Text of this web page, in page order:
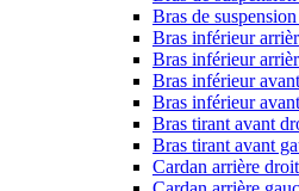
Bras de
Bras inférieur
Bras inférieur
Bras inférieur
Bras inférieur
Bras tirant avant
Bras tirant avant
Cardan arrière